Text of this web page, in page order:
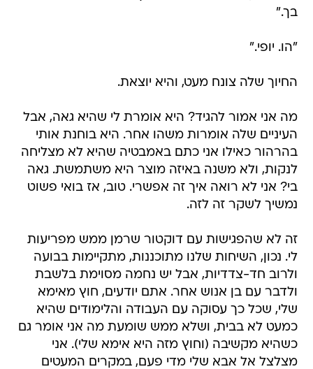
בך."
"הו. יופי."
החיוך שלה צונח מעט, והיא יוצאת.
מה אני אמור להגיד? היא אומרת לי שהיא גאה, אבל
העיניים שלה אומרות משהו אחר. היא בוחנת אותי
בהרהור כאילו אני כתם באמבטיה שהיא לא מצליחה
לנקות, ולא משנה באיזה מוצר היא משתמשת. גאה
בי? אני לא רואה איך זה אפשרי. טוב, אז בואי פשוט
נמשיך לשקר זה לזה.
זה לא שהפגישות עם דוקטור שרמן ממש מפריעות
לי. נכון, השיחות שלנו מתוכננות, מתקיימות בבועה
ולרוב חד-צדדיות, אבל יש נחמה מסוימת בלשבת
ולדבר עם בן אנוש אחר. אתם יודעים, חוץ מאימא
שלי, שכל כך עסוקה עם העבודה והלימודים שהיא
כמעט לא בבית, ושלא ממש שומעת מה אני אומר גם
כשהיא מקשיבה (וחוץ מזה היא אימא שלי). אני
מצלצל אל אבא שלי מדי פעם, במקרים המעטים